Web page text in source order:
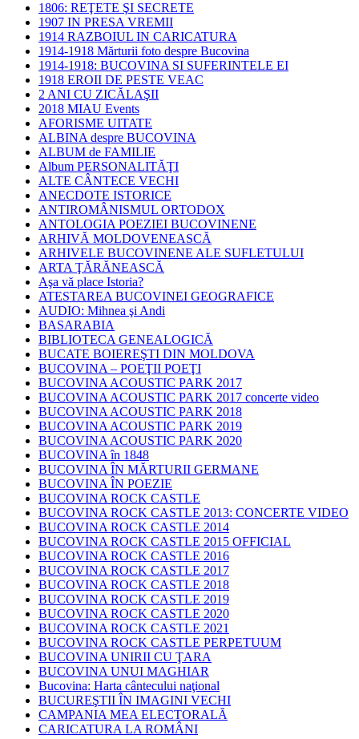
1806: REŢETE ŞI SECRETE
1907 IN PRESA VREMII
1914 RAZBOIUL IN CARICATURA
1914-1918 Mărturii foto despre Bucovina
1914-1918: BUCOVINA SI SUFERINTELE EI
1918 EROII DE PESTE VEAC
2 ANI CU ZICĂLAŞII
2018 MIAU Events
AFORISME UITATE
ALBINA despre BUCOVINA
ALBUM de FAMILIE
Album PERSONALITĂŢI
ALTE CÂNTECE VECHI
ANECDOTE ISTORICE
ANTIROMÂNISMUL ORTODOX
ANTOLOGIA POEZIEI BUCOVINENE
ARHIVĂ MOLDOVENEASCĂ
ARHIVELE BUCOVINENE ALE SUFLETULUI
ARTA ŢĂRĂNEASCĂ
Aşa vă place Istoria?
ATESTAREA BUCOVINEI GEOGRAFICE
AUDIO: Mihnea şi Andi
BASARABIA
BIBLIOTECA GENEALOGICĂ
BUCATE BOIEREŞTI DIN MOLDOVA
BUCOVINA – POEŢII POEŢI
BUCOVINA ACOUSTIC PARK 2017
BUCOVINA ACOUSTIC PARK 2017 concerte video
BUCOVINA ACOUSTIC PARK 2018
BUCOVINA ACOUSTIC PARK 2019
BUCOVINA ACOUSTIC PARK 2020
BUCOVINA în 1848
BUCOVINA ÎN MĂRTURII GERMANE
BUCOVINA ÎN POEZIE
BUCOVINA ROCK CASTLE
BUCOVINA ROCK CASTLE 2013: CONCERTE VIDEO
BUCOVINA ROCK CASTLE 2014
BUCOVINA ROCK CASTLE 2015 OFFICIAL
BUCOVINA ROCK CASTLE 2016
BUCOVINA ROCK CASTLE 2017
BUCOVINA ROCK CASTLE 2018
BUCOVINA ROCK CASTLE 2019
BUCOVINA ROCK CASTLE 2020
BUCOVINA ROCK CASTLE 2021
BUCOVINA ROCK CASTLE PERPETUUM
BUCOVINA UNIRII CU ŢARA
BUCOVINA UNUI MAGHIAR
Bucovina: Harta cântecului naţional
BUCUREŞTII ÎN IMAGINI VECHI
CAMPANIA MEA ELECTORALĂ
CARICATURA LA ROMÂNI